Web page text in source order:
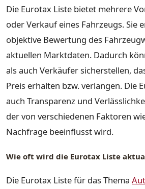
Die Eurotax Liste bietet mehrere
oder Verkauf eines Fahrzeugs. Sie
objektive Bewertung des
aktuellen Marktdaten. Dadurch
als auch Verkäufer sicherstellen,
Preis erhalten bzw. verlangen. Die
auch Transparenz und
der von verschiedenen Faktoren
Nachfrage beeinflusst wird.
Wie oft wird die Eurotax Liste
Die Eurotax Liste für das Thema